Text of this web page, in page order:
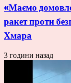
«Маємо
ракет проти
Хмара
3 години назад